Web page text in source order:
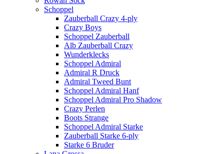
Schoppel
Zauberball Crazy 4-ply
Crazy Boys
Schoppel Zauberball
Alb Zauberball Crazy
Wunderklecks
Schoppel Admiral
Admiral R Druck
Admiral Tweed Bunt
Schoppel Admiral Hanf
Schoppel Admiral Pro Shadow
Crazy Perlen
Boots Strange
Schoppel Admiral Starke
Zauberball Starke 6-ply
Starke 6 Bruder